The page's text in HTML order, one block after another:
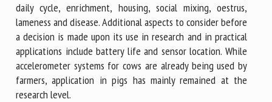
daily cycle, enrichment, housing, social mixing, oestrus,
lameness and disease. Additional aspects to consider before
a decision is made upon its use in research and in practical
applications include battery life and sensor location. While
accelerometer systems for cows are already being used by
farmers, application in pigs has mainly remained at the
research level.